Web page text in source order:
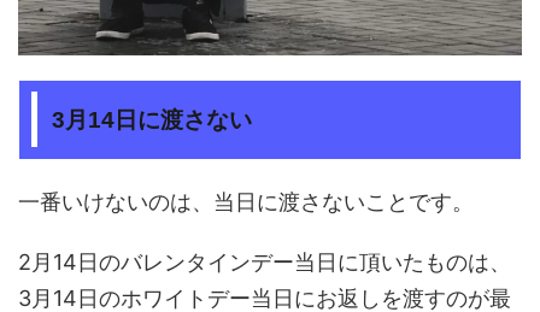
3月14日に渡さない
一番いけないのは、当日に渡さないことです。
2月14日のバレンタインデー当日に頂いたものは、
3月14日のホワイトデー当日にお返しを渡すのが最